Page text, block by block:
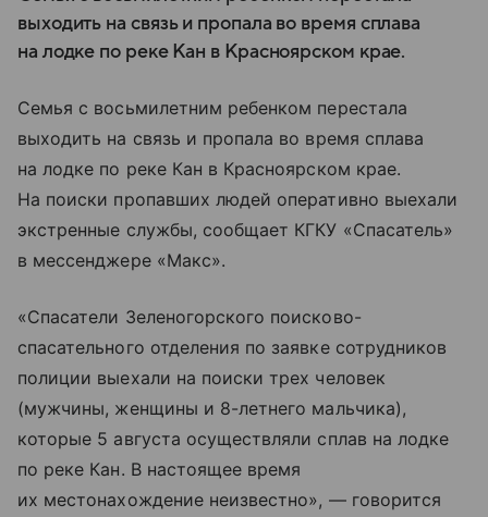
выходить на связь и пропала во время сплава
на лодке по реке Кан в Красноярском крае.
Семья с восьмилетним ребенком перестала
выходить на связь и пропала во время сплава
на лодке по реке Кан в Красноярском крае.
На поиски пропавших людей оперативно выехали
экстренные службы, сообщает КГКУ «Спасатель»
в мессенджере «Макс».
«Спасатели Зеленогорского поисково-
спасательного отделения по заявке сотрудников
полиции выехали на поиски трех человек
(мужчины, женщины и 8-летнего мальчика),
которые 5 августа осуществляли сплав на лодке
по реке Кан. В настоящее время
их местонахождение неизвестно», — говорится